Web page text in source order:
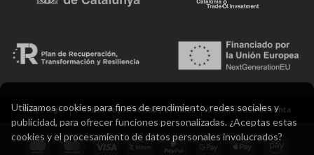
Aviso legal Política de privacidad y cookies Condiciones de venta
Utilizamos cookies para fines de rendimiento, redes sociales y
publicidad, para ofrecer funciones personalizadas. ¿Aceptas estas
cookies y el procesamiento de datos personales involucrados?